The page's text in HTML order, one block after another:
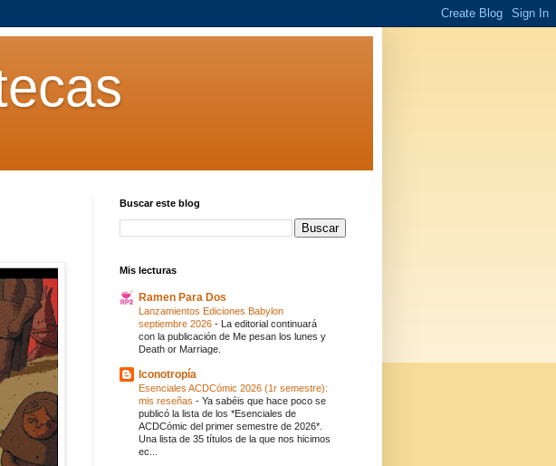
Buscar este blog
Mis lecturas
Ramen Para Dos
Lanzamientos Ediciones Babylon
septiembre 2026 - La editorial continuará
con la publicación de Me pesan los lunes y
Death or Marriage.
Iconotropía
Esenciales ACDCómic 2026 (1r semestre):
mis reseñas - Ya sabéis que hace poco se
publicó la lista de los *Esenciales de
ACDCómic del primer semestre de 2026*.
Una lista de 35 títulos de la que nos hicimos
ec...